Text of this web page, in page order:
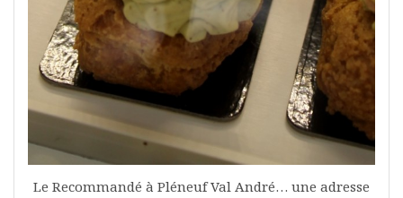
Le Recommandé à Pléneuf Val André… une adresse